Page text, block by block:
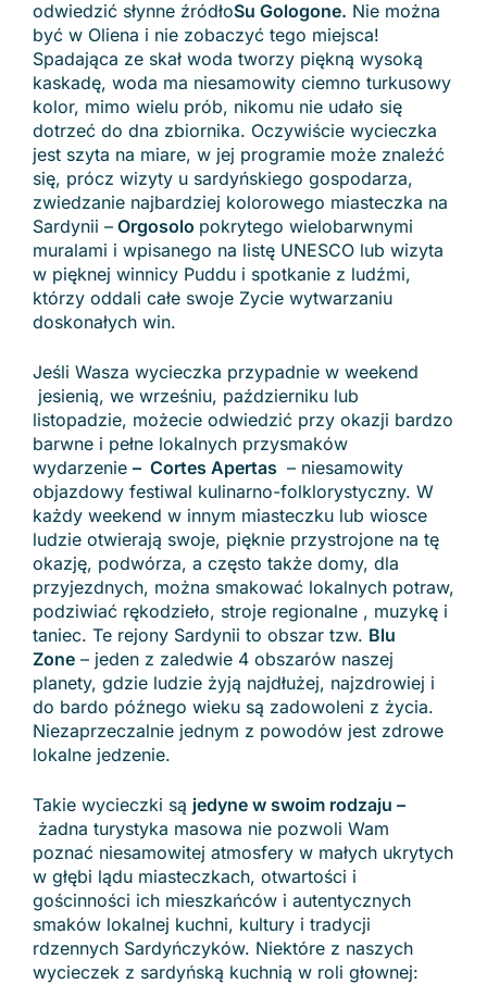
odwiedzić słynne źródłoSu Gologone. Nie można
być w Oliena i nie zobaczyć tego miejsca!
Spadająca ze skał woda tworzy piękną wysoką
kaskadę, woda ma niesamowity ciemno turkusowy
kolor, mimo wielu prób, nikomu nie udało się
dotrzeć do dna zbiornika. Oczywiście wycieczka
jest szyta na miare, w jej programie może znaleźć
się, prócz wizyty u sardyńskiego gospodarza,
zwiedzanie najbardziej kolorowego miasteczka na
Sardynii – Orgosolo pokrytego wielobarwnymi
muralami i wpisanego na listę UNESCO lub wizyta
w pięknej winnicy Puddu i spotkanie z ludźmi,
którzy oddali całe swoje Zycie wytwarzaniu
doskonałych win.
Jeśli Wasza wycieczka przypadnie w weekend
jesienią, we wrześniu, październiku lub
listopadzie, możecie odwiedzić przy okazji bardzo
barwne i pełne lokalnych przysmaków
wydarzenie – Cortes Apertas – niesamowity
objazdowy festiwal kulinarno-folklorystyczny. W
każdy weekend w innym miasteczku lub wiosce
ludzie otwierają swoje, pięknie przystrojone na tę
okazję, podwórza, a często także domy, dla
przyjezdnych, można smakować lokalnych potraw,
podziwiać rękodzieło, stroje regionalne , muzykę i
taniec. Te rejony Sardynii to obszar tzw. Blu
Zone – jeden z zaledwie 4 obszarów naszej
planety, gdzie ludzie żyją najdłużej, najzdrowiej i
do bardo późnego wieku są zadowoleni z życia.
Niezaprzeczalnie jednym z powodów jest zdrowe
lokalne jedzenie.
Takie wycieczki są jedyne w swoim rodzaju –
żadna turystyka masowa nie pozwoli Wam
poznać niesamowitej atmosfery w małych ukrytych
w głębi lądu miasteczkach, otwartości i
gościnności ich mieszkańców i autentycznych
smaków lokalnej kuchni, kultury i tradycji
rdzennych Sardyńczyków. Niektóre z naszych
wycieczek z sardyńską kuchnią w roli głownej: